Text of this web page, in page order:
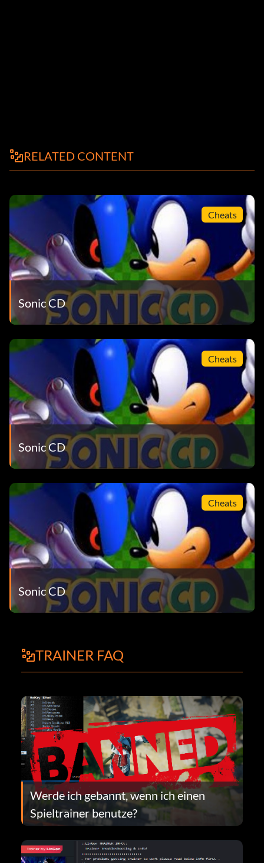
RELATED CONTENT
Cheats
Sonic CD
Cheats
Sonic CD
Cheats
Sonic CD
TRAINER FAQ
Werde ich gebannt, wenn ich einen
Spieltrainer benutze?